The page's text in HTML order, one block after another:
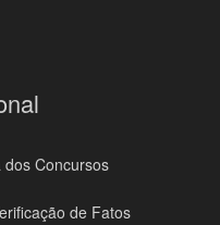
Concursos
de Fatos